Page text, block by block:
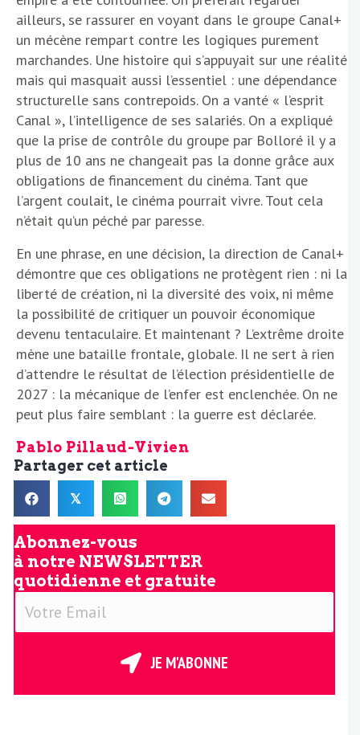
ailleurs, se rassurer en voyant dans le groupe Canal+
un mécène rempart contre les logiques purement
marchandes. Une histoire qui s’appuyait sur une réalité
mais qui masquait aussi l’essentiel : une dépendance
structurelle sans contrepoids. On a vanté « l’esprit
Canal », l’intelligence de ses salariés. On a expliqué
que la prise de contrôle du groupe par Bolloré il y a
plus de 10 ans ne changeait pas la donne grâce aux
obligations de financement du cinéma. Tant que
l’argent coulait, le cinéma pourrait vivre. Tout cela
n’était qu’un péché par paresse.
En une phrase, en une décision, la direction de Canal+
démontre que ces obligations ne protègent rien : ni la
liberté de création, ni la diversité des voix, ni même
la possibilité de critiquer un pouvoir économique
devenu tentaculaire. Et maintenant ? L’extrême droite
mène une bataille frontale, globale. Il ne sert à rien
d’attendre le résultat de l’élection présidentielle de
2027 : la mécanique de l’enfer est enclenchée. On ne
peut plus faire semblant : la guerre est déclarée.
Pablo Pillaud-Vivien
Partager cet article
𝕏
Abonnez-vous
à notre NEWSLETTER
quotidienne et gratuite
V
E
JE M'ABONNE